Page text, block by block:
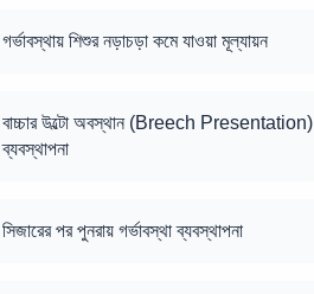
গর্ভাবস্থায় শিশুর নড়াচড়া কমে যাওয়া মূল্যায়ন
বাচ্চার উল্টো অবস্থান (Breech Presentation)
ব্যবস্থাপনা
সিজারের পর পুনরায় গর্ভাবস্থা ব্যবস্থাপনা